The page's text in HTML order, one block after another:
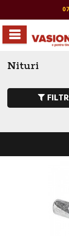
Nituri